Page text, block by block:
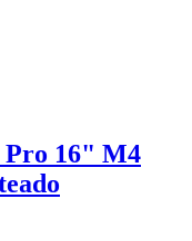
Pro 16" M4